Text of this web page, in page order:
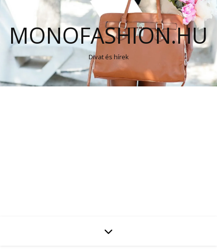
MONOFASHION.HU
Divat és hírek